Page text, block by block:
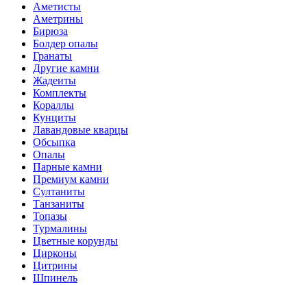
Аметисты
Аметрины
Бирюза
Болдер опалы
Гранаты
Другие камни
Жадеиты
Комплекты
Кораллы
Кунциты
Лавандовые кварцы
Обсыпка
Опалы
Парные камни
Премиум камни
Султаниты
Танзаниты
Топазы
Турмалины
Цветные корунды
Цирконы
Цитрины
Шпинель